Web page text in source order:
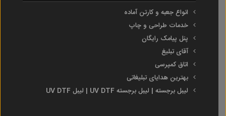
انواع جعبه و کارتن آماده
خدمات طراحی و چاپ
پنل پیامک رایگان
آقای تبلیغ
اتاق کمپرسی
بهترین هدایای تبلیغاتی
لیبل برجسته | لیبل برجسته UV DTF | لیبل UV DTF